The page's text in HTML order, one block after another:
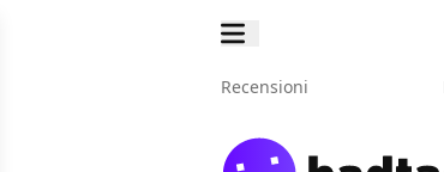
Recensioni